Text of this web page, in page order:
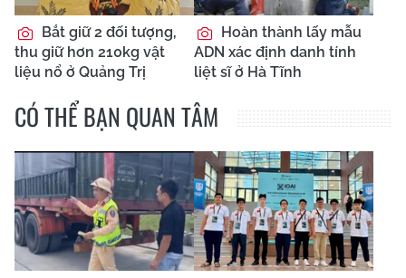
Bắt giữ 2 đối tượng,
thu giữ hơn 210kg vật
liệu nổ ở Quảng Trị
Hoàn thành lấy mẫu
ADN xác định danh tính
liệt sĩ ở Hà Tĩnh
CÓ THỂ BẠN QUAN TÂM